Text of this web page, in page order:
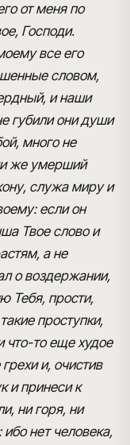
от меня по
Господи.
все его
словом,
и наши
губили они души
много не
же умерший
служа миру и
если он
Твое слово и
а не
о воздержании,
Тебя, прости,
проступки,
что-то еще худое
и, очистив
и принеси к
ни горя, ни
нет человека,